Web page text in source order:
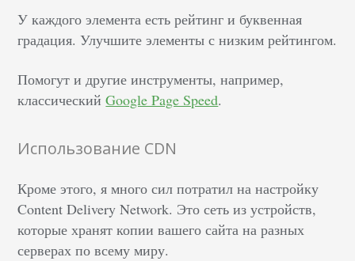
У каждого элемента есть рейтинг и буквенная
градация. Улучшите элементы с низким рейтингом.
Помогут и другие инструменты, например,
классическийGoogle Page Speed.
Использование CDN
Кроме этого, я много сил потратил на настройку
Content Delivery Network. Это сеть из устройств,
которые хранят копии вашего сайта на разных
серверах по всему миру.